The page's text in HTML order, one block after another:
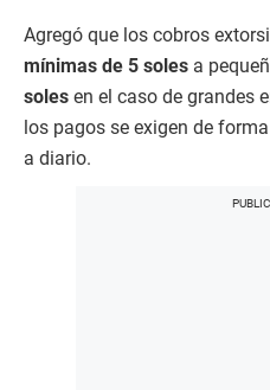
Agregó que los cobros
mínimas de 5 soles a
soles en el caso de grandes
los pagos se exigen de
a diario.